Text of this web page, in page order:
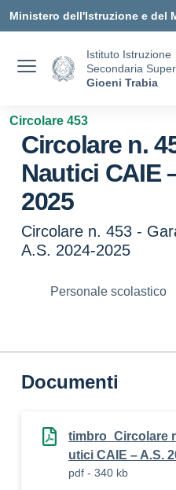
Ministero dell'Istruzione e del
Istituto Istruzione
Secondaria
Gioeni Trabia
Circolare 453
Circolare n.
Nautici CAIE
2025
Circolare n. 453 -
A.S. 2024-2025
Personale scolastico
Documenti
timbro_Circolare
utici CAIE – A.S.
pdf - 340 kb